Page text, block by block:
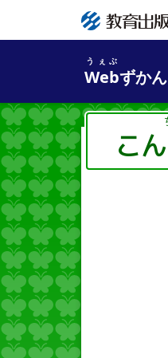
Web
うぇぶ
ずかん
こん